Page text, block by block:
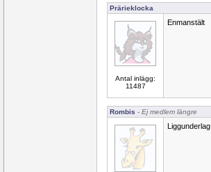
Prärieklocka
Antal inlägg:
11487
Enmanstält
Rombis - Ej medlem längre
Liggunderlag